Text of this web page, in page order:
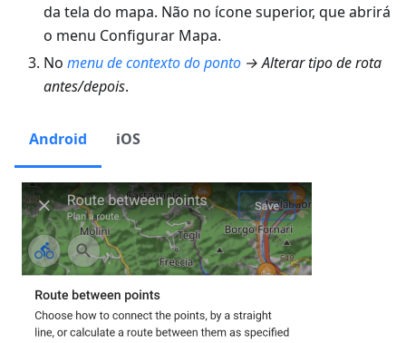
da tela do mapa. Não no ícone superior, que abrirá
o menu Configurar Mapa.
No menu de contexto do ponto → Alterar tipo de rota
antes/depois.
Android iOS